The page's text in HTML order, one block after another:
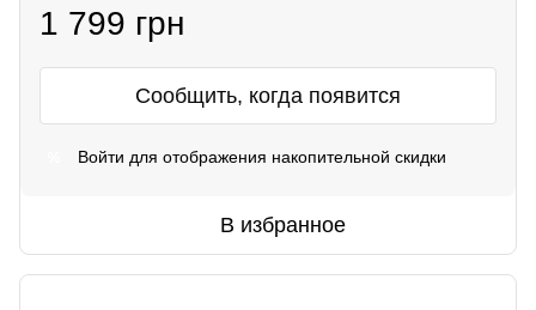
1 799 грн
Сообщить, когда появится
Войти для отображения накопительной скидки
В избранное